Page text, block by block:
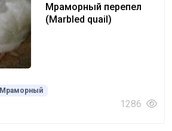
Мраморный перепел
(Marbled quail)
Мраморный
1286